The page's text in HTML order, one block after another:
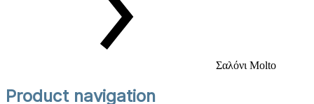
Σαλόνι Molto
Product navigation